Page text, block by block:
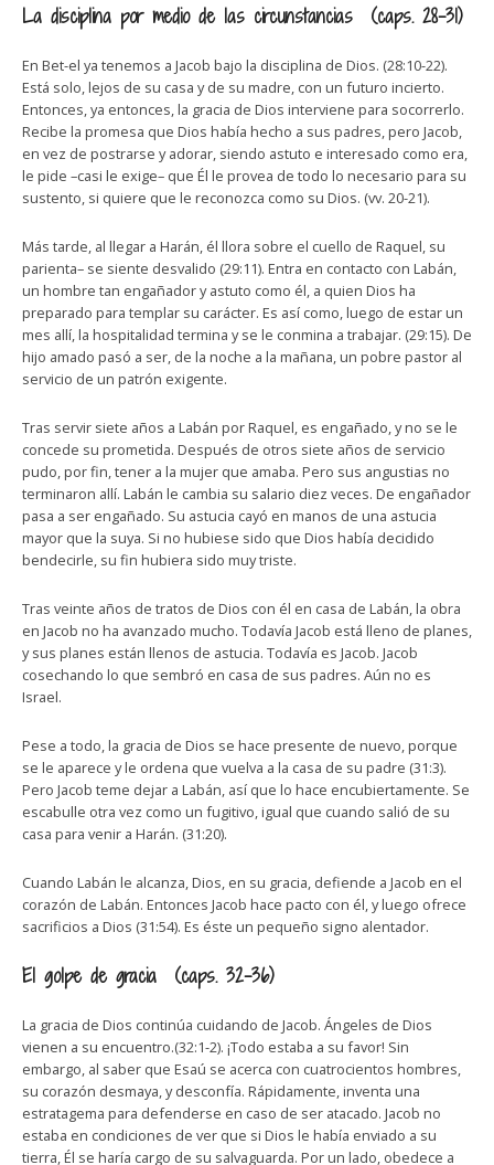
La disciplina por medio de las circunstancias (caps. 28-31)
En Bet-el ya tenemos a Jacob bajo la disciplina de Dios. (28:10-22).
Está solo, lejos de su casa y de su madre, con un futuro incierto.
Entonces, ya entonces, la gracia de Dios interviene para socorrerlo.
Recibe la promesa que Dios había hecho a sus padres, pero Jacob,
en vez de postrarse y adorar, siendo astuto e interesado como era,
le pide –casi le exige– que Él le provea de todo lo necesario para su
sustento, si quiere que le reconozca como su Dios. (vv. 20-21).
Más tarde, al llegar a Harán, él llora sobre el cuello de Raquel, su
parienta– se siente desvalido (29:11). Entra en contacto con Labán,
un hombre tan engañador y astuto como él, a quien Dios ha
preparado para templar su carácter. Es así como, luego de estar un
mes allí, la hospitalidad termina y se le conmina a trabajar. (29:15). De
hijo amado pasó a ser, de la noche a la mañana, un pobre pastor al
servicio de un patrón exigente.
Tras servir siete años a Labán por Raquel, es engañado, y no se le
concede su prometida. Después de otros siete años de servicio
pudo, por fin, tener a la mujer que amaba. Pero sus angustias no
terminaron allí. Labán le cambia su salario diez veces. De engañador
pasa a ser engañado. Su astucia cayó en manos de una astucia
mayor que la suya. Si no hubiese sido que Dios había decidido
bendecirle, su fin hubiera sido muy triste.
Tras veinte años de tratos de Dios con él en casa de Labán, la obra
en Jacob no ha avanzado mucho. Todavía Jacob está lleno de planes,
y sus planes están llenos de astucia. Todavía es Jacob. Jacob
cosechando lo que sembró en casa de sus padres. Aún no es
Israel.
Pese a todo, la gracia de Dios se hace presente de nuevo, porque
se le aparece y le ordena que vuelva a la casa de su padre (31:3).
Pero Jacob teme dejar a Labán, así que lo hace encubiertamente. Se
escabulle otra vez como un fugitivo, igual que cuando salió de su
casa para venir a Harán. (31:20).
Cuando Labán le alcanza, Dios, en su gracia, defiende a Jacob en el
corazón de Labán. Entonces Jacob hace pacto con él, y luego ofrece
sacrificios a Dios (31:54). Es éste un pequeño signo alentador.
El golpe de gracia (caps. 32-36)
La gracia de Dios continúa cuidando de Jacob. Ángeles de Dios
vienen a su encuentro.(32:1-2). ¡Todo estaba a su favor! Sin
embargo, al saber que Esaú se acerca con cuatrocientos hombres,
su corazón desmaya, y desconfía. Rápidamente, inventa una
estratagema para defenderse en caso de ser atacado. Jacob no
estaba en condiciones de ver que si Dios le había enviado a su
tierra, Él se haría cargo de su salvaguarda. Por un lado, obedece a